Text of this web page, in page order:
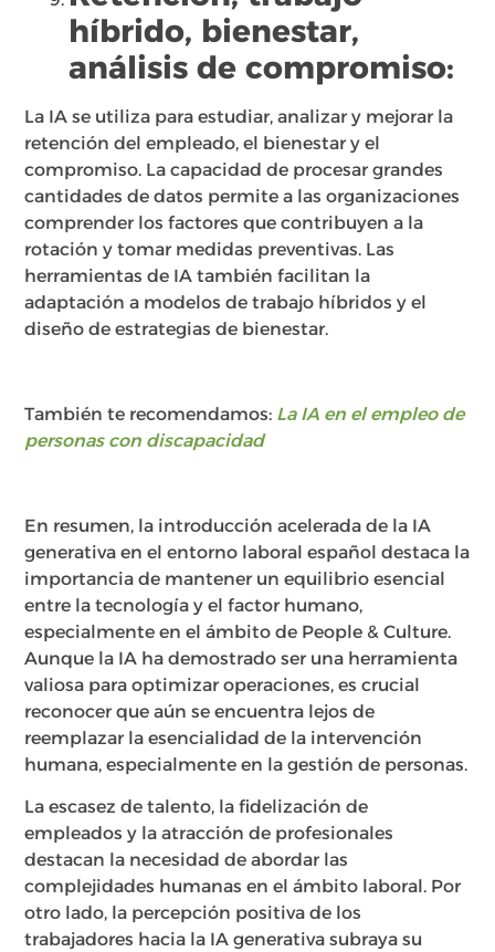
híbrido, bienestar,
análisis de compromiso:
La IA se utiliza para estudiar, analizar y mejorar la
retención del empleado, el bienestar y el
compromiso. La capacidad de procesar grandes
cantidades de datos permite a las organizaciones
comprender los factores que contribuyen a la
rotación y tomar medidas preventivas. Las
herramientas de IA también facilitan la
adaptación a modelos de trabajo híbridos y el
diseño de estrategias de bienestar.
También te recomendamos: La IA en el empleo de
personas con discapacidad
En resumen, la introducción acelerada de la IA
generativa en el entorno laboral español destaca la
importancia de mantener un equilibrio esencial
entre la tecnología y el factor humano,
especialmente en el ámbito de People & Culture.
Aunque la IA ha demostrado ser una herramienta
valiosa para optimizar operaciones, es crucial
reconocer que aún se encuentra lejos de
reemplazar la esencialidad de la intervención
humana, especialmente en la gestión de personas.
La escasez de talento, la fidelización de
empleados y la atracción de profesionales
destacan la necesidad de abordar las
complejidades humanas en el ámbito laboral. Por
otro lado, la percepción positiva de los
trabajadores hacia la IA generativa subraya su